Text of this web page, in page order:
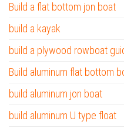
Build a flat bottom jon boat
build a kayak
build a plywood rowboat
Build aluminum flat bottom
build aluminum jon boat
build aluminum U type float